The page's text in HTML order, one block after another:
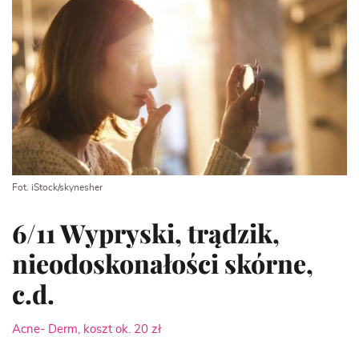
Fot. iStock/skynesher
6/11 Wypryski, trądzik,
nieodoskonałości skórne,
c.d.
Acne- Derm, koszt ok. 20 zł